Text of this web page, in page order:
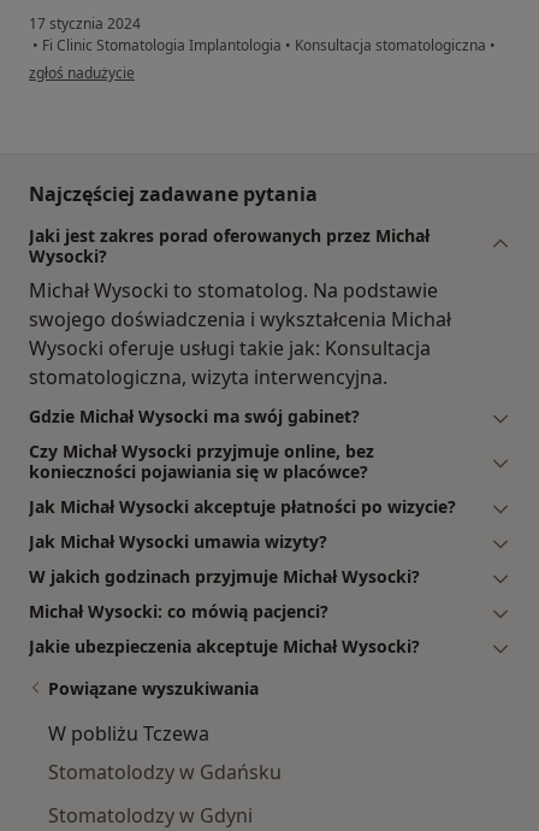
17 stycznia 2024
• Fi Clinic Stomatologia Implantologia • Konsultacja stomatologiczna •
w opinii użytkownika Paweł Landowski
zgłoś nadużycie
Najczęściej zadawane pytania
Jaki jest zakres porad oferowanych przez Michał
Wysocki?
Michał Wysocki to stomatolog. Na podstawie
swojego doświadczenia i wykształcenia Michał
Wysocki oferuje usługi takie jak: Konsultacja
stomatologiczna, wizyta interwencyjna.
Gdzie Michał Wysocki ma swój gabinet?
Czy Michał Wysocki przyjmuje online, bez
konieczności pojawiania się w placówce?
Jak Michał Wysocki akceptuje płatności po wizycie?
Jak Michał Wysocki umawia wizyty?
W jakich godzinach przyjmuje Michał Wysocki?
Michał Wysocki: co mówią pacjenci?
Jakie ubezpieczenia akceptuje Michał Wysocki?
Powiązane wyszukiwania
W pobliżu Tczewa
Stomatolodzy w Gdańsku
Stomatolodzy w Gdyni